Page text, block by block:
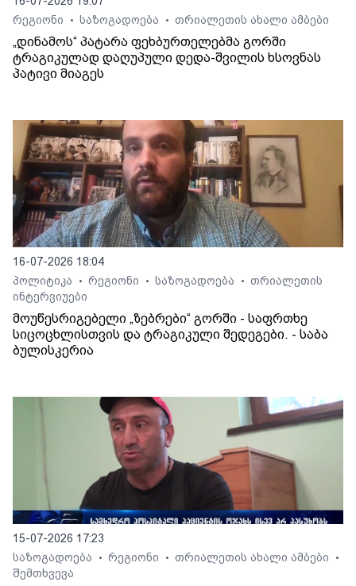
რეგიონი
• საზოგადოება • თრიალეთის ახალი ამბები
„დინამოს“ პატარა ფეხბურთელებმა გორში
ტრაგიკულად დაღუპული დედა-შვილის ხსოვნას
პატივი მიაგეს
16-07-2026 18:04
პოლიტიკა
• რეგიონი • საზოგადოება • თრიალეთის
ინტერვიუები
მოუწესრიგებელი „ზებრები“ გორში - საფრთხე
სიცოცხლისთვის და ტრაგიკული შედეგები. - საბა
ბულისკერია
15-07-2026 17:23
საზოგადოება
• რეგიონი • თრიალეთის ახალი ამბები •
შემთხვევა